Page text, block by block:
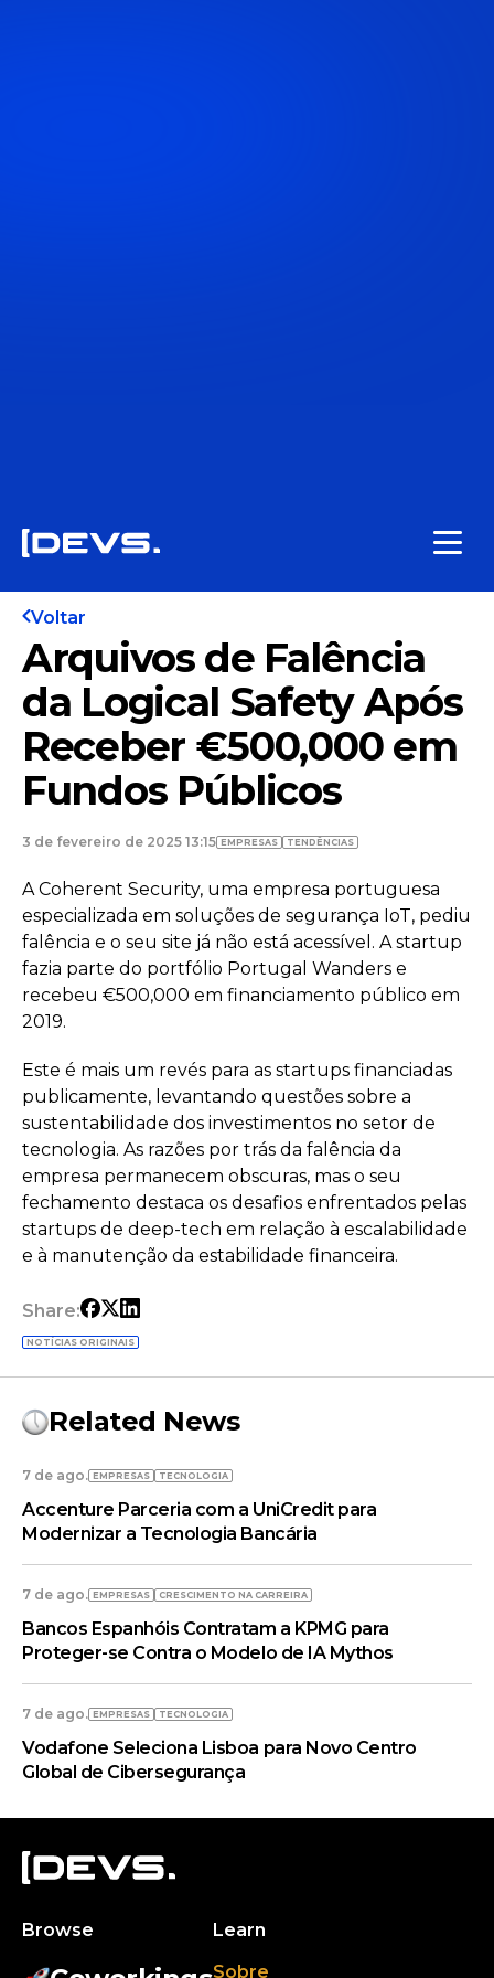
Voltar
Arquivos de Falência
da Logical Safety Após
Receber €500,000 em
Fundos Públicos
3 de fevereiro de 2025 13:15 EMPRESAS TENDÊNCIAS
A Coherent Security, uma empresa portuguesa
especializada em soluções de segurança IoT, pediu
falência e o seu site já não está acessível. A startup
fazia parte do portfólio Portugal Wanders e
recebeu €500,000 em financiamento público em
2019.
Este é mais um revés para as startups financiadas
publicamente, levantando questões sobre a
sustentabilidade dos investimentos no setor de
tecnologia. As razões por trás da falência da
empresa permanecem obscuras, mas o seu
fechamento destaca os desafios enfrentados pelas
startups de deep-tech em relação à escalabilidade
e à manutenção da estabilidade financeira.
Share:
NOTÍCIAS ORIGINAIS
Related News
7 de ago. EMPRESAS TECNOLOGIA
Accenture Parceria com a UniCredit para
Modernizar a Tecnologia Bancária
7 de ago. EMPRESAS CRESCIMENTO NA CARREIRA
Bancos Espanhóis Contratam a KPMG para
Proteger-se Contra o Modelo de IA Mythos
7 de ago. EMPRESAS TECNOLOGIA
Vodafone Seleciona Lisboa para Novo Centro
Global de Cibersegurança
Browse
Learn
Sobre